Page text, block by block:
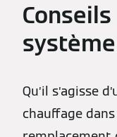
Qu’il s’agisse
chauffage